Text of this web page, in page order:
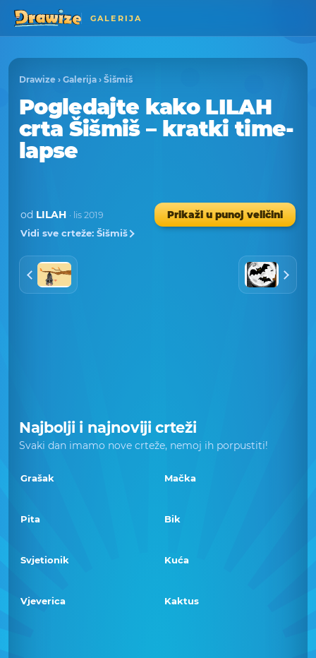
GALERIJA
Drawize › Galerija › Šišmiš
Pogledajte kako LILAH
crta Šišmiš – kratki time-
lapse
od LILAH · lis 2019
Prikaži u punoj veličini
Vidi sve crteže: Šišmiš
Najbolji i najnoviji crteži
Svaki dan imamo nove crteže, nemoj ih porpustiti!
Grašak Mačka
Pita Bik
Svjetionik Kuća
Vjeverica Kaktus